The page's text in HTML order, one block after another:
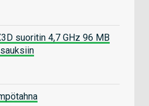
suoritin 4,7 GHz 96 MB